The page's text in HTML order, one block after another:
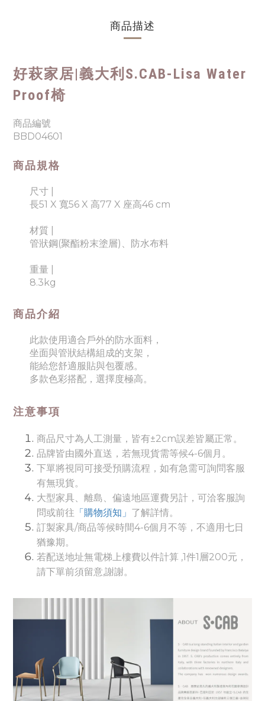
商品描述
好萩家居|義大利S.CAB-Lisa Water
Proof椅
商品編號
BBD04601
商品規格
尺寸 |
長51 X 寬56 X 高77 X 座高46 cm
材質 |
管狀鋼(聚酯粉末塗層)、防水布料
重量 |
8.3kg
商品介紹
此款使用適合戶外的防水面料 ，
坐面與管狀結構組成的支架 ，
能給您舒適服貼與包覆感。
多款色彩搭配 ， 選擇度極高。
注意事項
商品尺寸為人工測量，皆有±2cm誤差皆屬正常。
品牌皆由國外直送，若無現貨需等候4-6個月。
下單將視同可接受預購流程，如有急需可詢問客服
有無現貨。
大型家具、離島、偏遠地區運費另計，可洽客服詢
問或前往 「購物須知」 了解詳情。
訂製家具/商品等候時間4-6個月不等，不適用七日
猶豫期。
若配送地址無電梯上樓費以件計算 ,1件1層200元，
請下單前須留意,謝謝。